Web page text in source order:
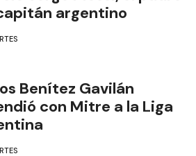
argentino
Benítez Gavilán
con Mitre a la Liga